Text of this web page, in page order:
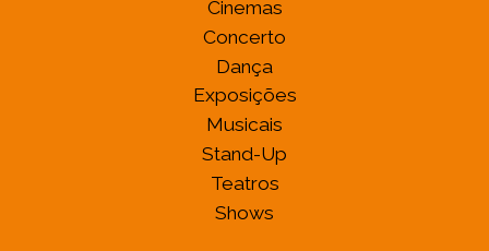
Cinemas
Concerto
Dança
Exposições
Musicais
Stand-Up
Teatros
Shows